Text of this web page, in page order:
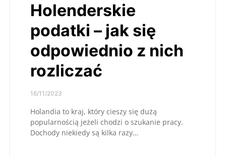
Holenderskie
podatki – jak się
odpowiednio z nich
rozliczać
16/11/2023
Holandia to kraj, który cieszy się dużą
popularnością jeżeli chodzi o szukanie pracy.
Dochody niekiedy są kilka razy…